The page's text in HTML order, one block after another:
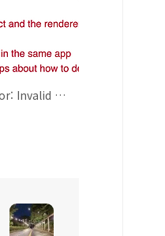
[React] Error: Invalid hook call.